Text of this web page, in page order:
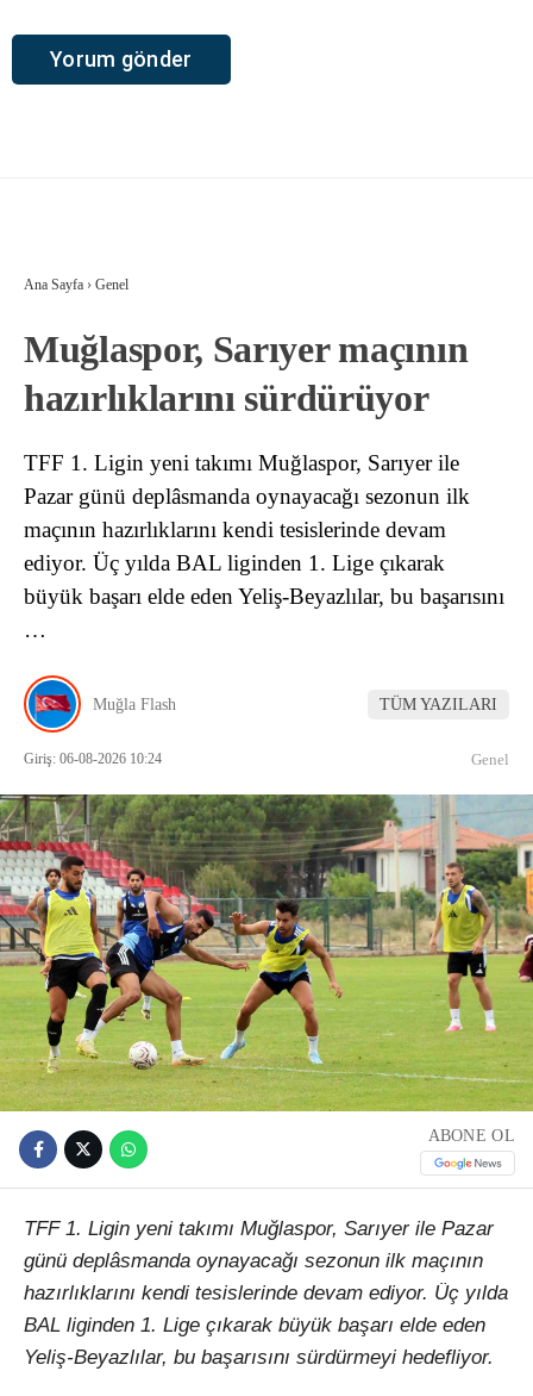
Ana Sayfa › Genel
Muğlaspor, Sarıyer maçının
hazırlıklarını sürdürüyor
TFF 1. Ligin yeni takımı Muğlaspor, Sarıyer ile
Pazar günü deplâsmanda oynayacağı sezonun ilk
maçının hazırlıklarını kendi tesislerinde devam
ediyor. Üç yılda BAL liginden 1. Lige çıkarak
büyük başarı elde eden Yeliş-Beyazlılar, bu başarısını
…
Muğla Flash TÜM YAZILARI
Giriş: 06-08-2026 10:24 Genel
ABONE OL
TFF 1. Ligin yeni takımı Muğlaspor, Sarıyer ile Pazar
günü deplâsmanda oynayacağı sezonun ilk maçının
hazırlıklarını kendi tesislerinde devam ediyor. Üç yılda
BAL liginden 1. Lige çıkarak büyük başarı elde eden
Yeliş-Beyazlılar, bu başarısını sürdürmeyi hedefliyor.